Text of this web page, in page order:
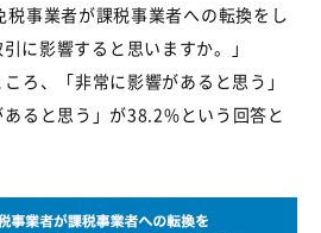
税事業者が課税事業者への転換をし
に影響すると思いますか。」
ろ、「非常に影響があると思う」
ると思う」が38.2%という回答と